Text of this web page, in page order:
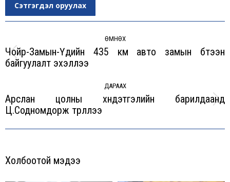
Сэтгэгдэл оруулах
ӨМНӨХ
Previous
Чойр-Замын-Үүдийн 435 км авто замын бүтээн
байгуулалт эхэллээ
ДАРААХ
Next
Арслан цолны хүндэтгэлийн барилдаанд
Ц.Содномдорж түрүүллээ
Холбоотой мэдээ